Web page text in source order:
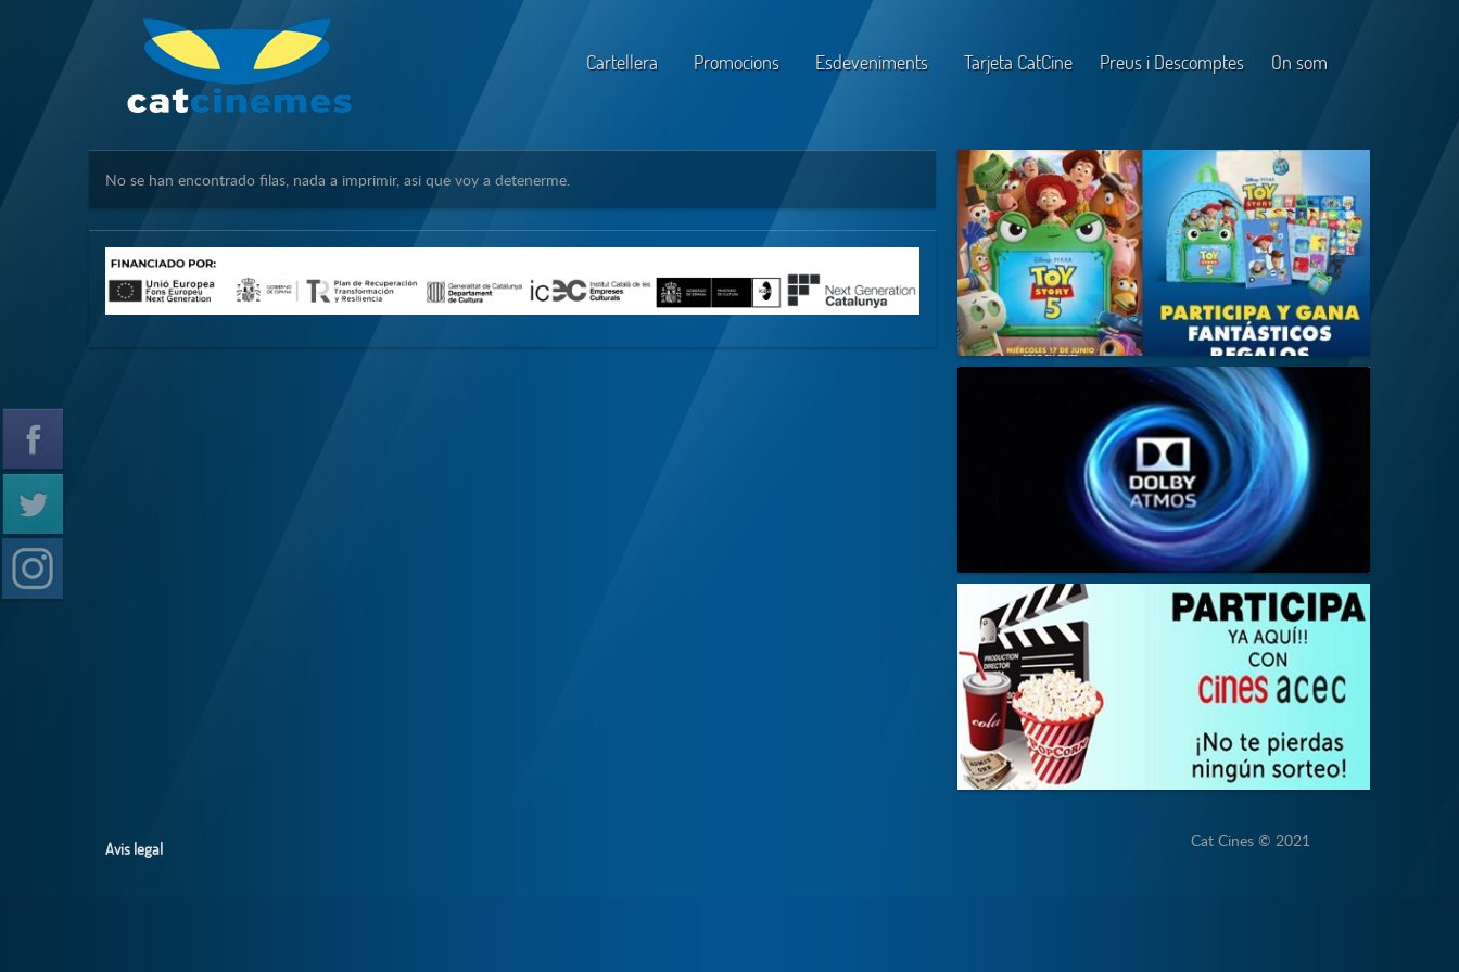
Cartellera Promocions Esdeveniments Tarjeta CatCine Preus i Descomptes On som
No se han encontrado filas, nada a imprimir, asi que voy a detenerme.
Avis legal Cat Cines © 2021